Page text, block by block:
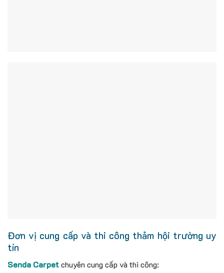
Đơn vị cung cấp và thi công thảm hội trường uy
tín
Senda Carpetchuyên cung cấp và thi công: